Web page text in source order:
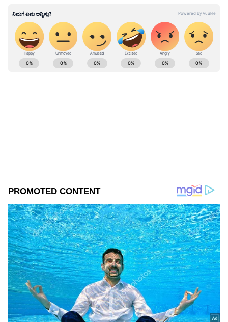
ರೋಡ್ ಬ್ರೇಕ್ ಬಳಿ ಚಾಲಕನ ನಿಯಂತ್ರಣ ತಪ್ಪಿ ಖಾಸಗಿ
ABOUT THE AUTHOR